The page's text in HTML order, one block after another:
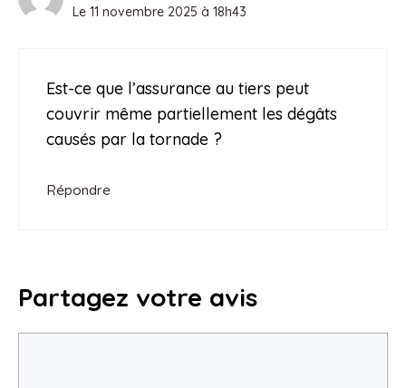
Le 11 novembre 2025 à 18h43
Est-ce que l’assurance au tiers peut
couvrir même partiellement les dégâts
causés par la tornade ?
Répondre
Partagez votre avis